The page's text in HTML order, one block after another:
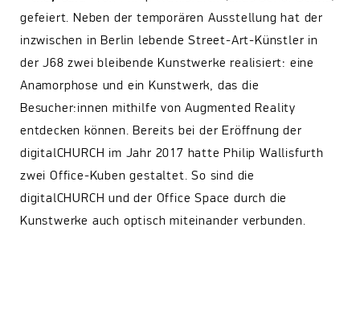
gefeiert. Neben der temporären Ausstellung hat der
inzwischen in Berlin lebende Street-Art-Künstler in
der J68 zwei bleibende Kunstwerke realisiert: eine
Anamorphose und ein Kunstwerk, das die
Besucher:innen mithilfe von Augmented Reality
entdecken können. Bereits bei der Eröffnung der
digitalCHURCH im Jahr 2017 hatte Philip Wallisfurth
zwei Office-Kuben gestaltet. So sind die
digitalCHURCH und der Office Space durch die
Kunstwerke auch optisch miteinander verbunden.